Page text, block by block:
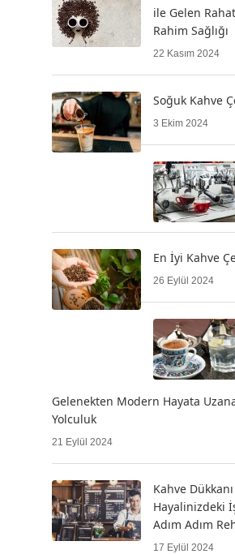
ile Gelen
Rahim Sağlığı
22 Kasım 2024
Soğuk Kahve
3 Ekim 2024
En İyi Kahve
26 Eylül 2024
Gelenekten Modern Hayata
Yolculuk
21 Eylül 2024
Kahve
Hayalinizdeki
Adım Adım
17 Eylül 2024